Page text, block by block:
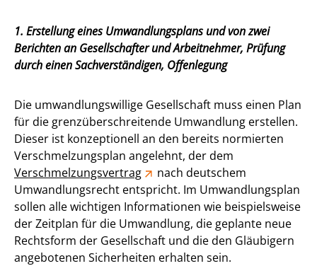
1. Erstellung eines Umwandlungsplans und von zwei
Berichten an Gesellschafter und Arbeitnehmer, Prüfung
durch einen Sachverständigen, Offenlegung
Die umwandlungswillige Gesellschaft muss einen Plan
für die grenzüberschreitende Umwandlung erstellen.
Dieser ist konzeptionell an den bereits normierten
Verschmelzungsplan angelehnt, der dem
Verschmelzungsvertrag
nach deutschem
Umwandlungsrecht entspricht. Im Umwandlungsplan
sollen alle wichtigen Informationen wie beispielsweise
der Zeitplan für die Umwandlung, die geplante neue
Rechtsform der Gesellschaft und die den Gläubigern
angebotenen Sicherheiten erhalten sein.